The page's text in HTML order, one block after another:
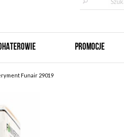
PROMOCJE
Funair 29019